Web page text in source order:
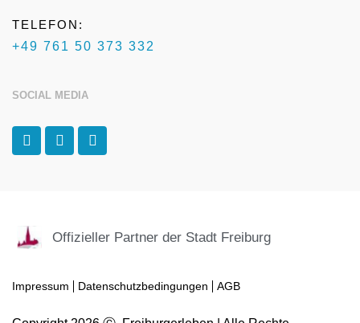
TELEFON:
+49 761 50 373 332
SOCIAL MEDIA
F
a
c
k
-
I
n
s
m
T
r
i
s
Offizieller Partner der Stadt Freiburg
Impressum Datenschutzbedingungen AGB